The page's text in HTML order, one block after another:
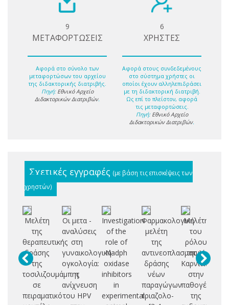
9
ΜΕΤΑΦΟΡΤΩΣΕΙΣ
Αφορά στο σύνολο των
μεταφορτώσων του αρχείου
της διδακτορικής διατριβής.
Πηγή: Εθνικό Αρχείο
Διδακτορικών Διατριβών.
6
ΧΡΗΣΤΕΣ
Αφορά στους συνδεδεμένους
στο σύστημα χρήστες οι
οποίοι έχουν αλληλεπιδράσει
με τη διδακτορική διατριβή.
Ως επί το πλείστον, αφορά
τις μεταφορτώσεις.
Πηγή: Εθνικό Αρχείο
Διδακτορικών Διατριβών.
Σχετικές εγγραφές (με βάση τις επισκέψεις των
χρηστών)
Μελέτη
της
θεραπευτικής
δράσης
της
τοσιλιζουμάμπης
σε
πειραματικό
Οι μετα -
αναλύσεις
στη
γυναικολογική
ογκολογία:
η
ανίχνευση
του HPV
Investigation
of the
role of
Nadph
oxidase
inhibitors
in
experimental
Φαρμακολογική
μελέτη
της
αντινεοπλασματικής
δράσης
νέων
παραγώγων
τριαζολο-
Μελέτη
του
ρόλου
της L-
Καρνιτίνης
στην
παθογένεια
της